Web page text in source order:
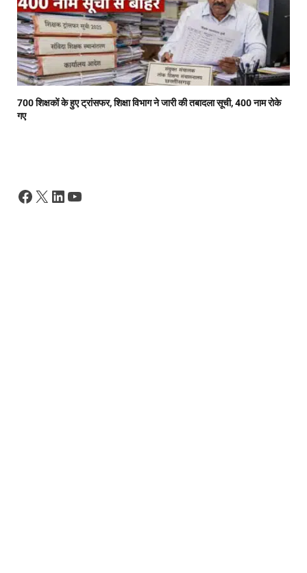
700 शिक्षकों के हुए ट्रांसफर, शिक्षा विभाग ने जारी की तबादला सूची, 400 नाम रोके
गए
Facebook
X LinkedIn
YouTube